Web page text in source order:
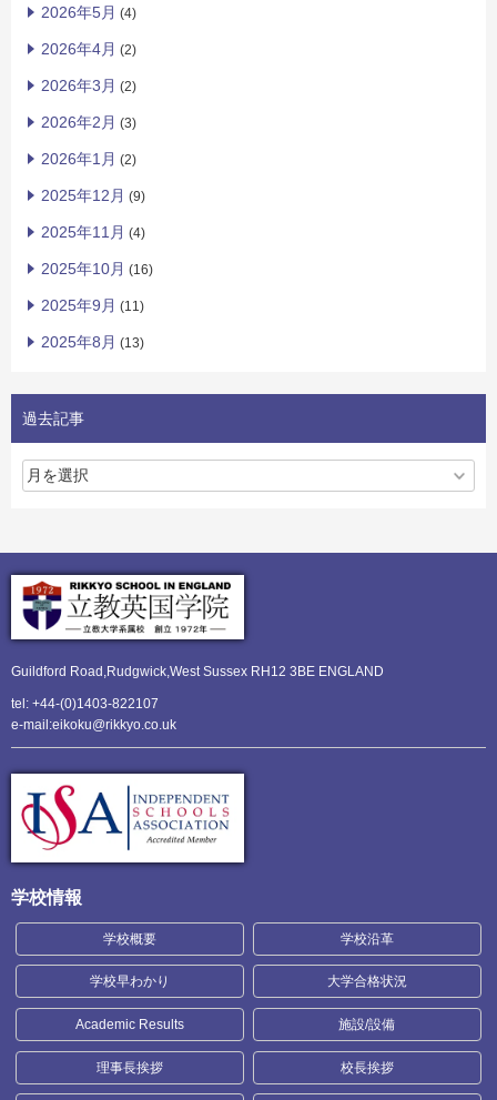
2026年5月 (4)
2026年4月 (2)
2026年3月 (2)
2026年2月 (3)
2026年1月 (2)
2025年12月 (9)
2025年11月 (4)
2025年10月 (16)
2025年9月 (11)
2025年8月 (13)
過去記事
Guildford Road,Rudgwick,West Sussex RH12 3BE ENGLAND
tel: +44-(0)1403-822107
e-mail:eikoku@rikkyo.co.uk
学校情報
学校概要 学校沿革
学校早わかり 大学合格状況
Academic Results 施設/設備
理事長挨拶 校長挨拶